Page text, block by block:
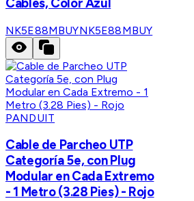
NK5E88MBUYNK5E88MBUY
PANDUIT
Cable de Parcheo UTP
Categoría 5e, con Plug
Modular en Cada Extremo
- 1 Metro (3.28 Pies) - Rojo